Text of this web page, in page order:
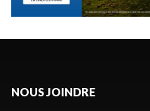
NOUS JOINDRE